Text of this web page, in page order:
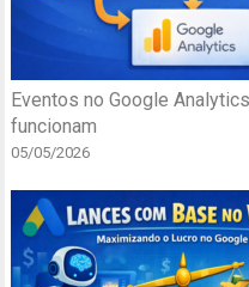
Eventos no Google
funcionam
05/05/2026